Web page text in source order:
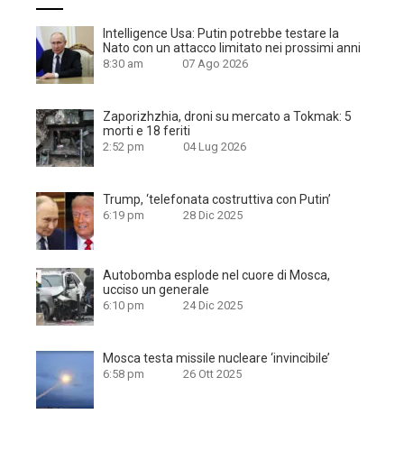
Intelligence Usa: Putin potrebbe testare la
Nato con un attacco limitato nei prossimi anni
8:30 am 07 Ago 2026
Zaporizhzhia, droni su mercato a Tokmak: 5
morti e 18 feriti
2:52 pm 04 Lug 2026
Trump, ‘telefonata costruttiva con Putin’
6:19 pm 28 Dic 2025
Autobomba esplode nel cuore di Mosca,
ucciso un generale
6:10 pm 24 Dic 2025
Mosca testa missile nucleare ‘invincibile’
6:58 pm 26 Ott 2025